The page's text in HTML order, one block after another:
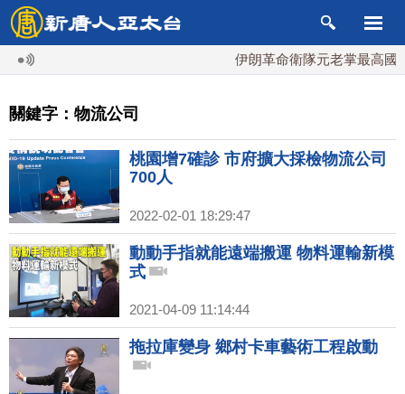
伊朗革命衛隊元老掌最高國
關鍵字：物流公司
桃園增7確診 市府擴大採檢物流公司
700人
2022-02-01 18:29:47
動動手指就能遠端搬運 物料運輸新模
式
2021-04-09 11:14:44
拖拉庫變身 鄉村卡車藝術工程啟動